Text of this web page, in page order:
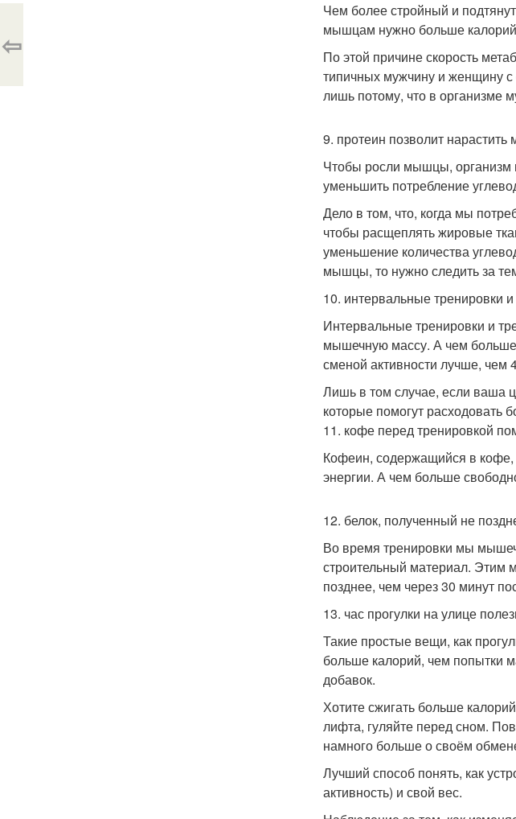
Чем более стройный и
мышцам нужно больше
По этой причине скорость
типичных мужчину и женщину с
лишь потому, что в
9. протеин позволит
Чтобы росли мышцы, организм
уменьшить потребление
Дело в том, что, когда мы
чтобы расщеплять жировые
уменьшение количества
мышцы, то нужно следить за
10. интервальные тренировки
Интервальные тренировки и
мышечную массу. А чем
сменой активности лучше,
Лишь в том случае, если ваша
которые помогут расходовать
11. кофе перед тренировкой
Кофеин, содержащийся в кофе,
энергии. А чем больше
12. белок, полученный не
Во время тренировки мы
строительный материал. Этим
позднее, чем через 30 минут
13. час прогулки на улице
Такие простые вещи, как
больше калорий, чем попытки
добавок.
Хотите сжигать больше
лифта, гуляйте перед сном.
намного больше о своём
Лучший способ понять, как
активность) и свой вес.
⇦